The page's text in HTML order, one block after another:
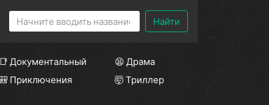
Найти
📑 Документальный
😫 Драма
🎒 Приключения
🤯 Триллер